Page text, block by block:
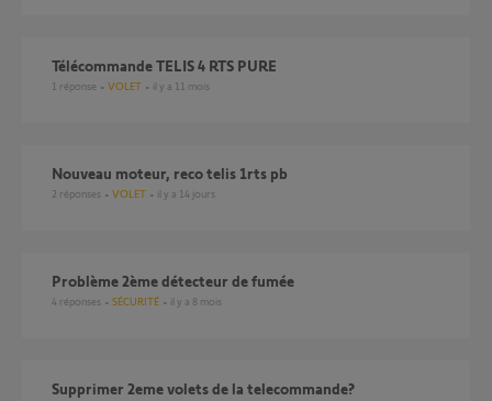
Télécommande TELIS 4 RTS PURE
1 réponse VOLET il y a 11 mois
Nouveau moteur, reco telis 1rts pb
2 réponses VOLET il y a 14 jours
Problème 2ème détecteur de fumée
4 réponses SÉCURITÉ il y a 8 mois
Supprimer 2eme volets de la telecommande?